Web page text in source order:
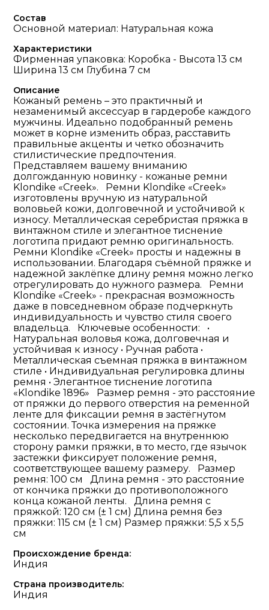
Состав
Основной материал: Натуральная кожа
Характеристики
Фирменная упаковка: Коробка - Высота 13 см
Ширина 13 см Глубина 7 см
Описание
Кожаный ремень – это практичный и
незаменимый аксессуар в гардеробе каждого
мужчины. Идеально подобранный ремень
может в корне изменить образ, расставить
правильные акценты и четко обозначить
стилистические предпочтения.
Представляем вашему вниманию
долгожданную новинку - кожаные ремни
Klondike «Creek». Ремни Klondike «Creek»
изготовлены вручную из натуральной
воловьей кожи, долговечной и устойчивой к
износу. Металлическая серебристая пряжка в
винтажном стиле и элегантное тиснение
логотипа придают ремню оригинальность.
Ремни Klondike «Creek» просты и надежны в
использовании. Благодаря съёмной пряжке и
надежной заклёпке длину ремня можно легко
отрегулировать до нужного размера. Ремни
Klondike «Creek» - прекрасная возможность
даже в повседневном образе подчеркнуть
индивидуальность и чувство стиля своего
владельца. Ключевые особенности: •
Натуральная воловья кожа, долговечная и
устойчивая к износу • Ручная работа •
Металлическая съемная пряжка в винтажном
стиле • Индивидуальная регулировка длины
ремня • Элегантное тиснение логотипа
«Klondike 1896» Размер ремня - это расстояние
от пряжки до первого отверстия на ременной
ленте для фиксации ремня в застёгнутом
состоянии. Точка измерения на пряжке
несколько передвигается на внутреннюю
сторону рамки пряжки, в то место, где язычок
застежки фиксирует положение ремня,
соответствующее вашему размеру. Размер
ремня: 100 см Длина ремня - это расстояние
от кончика пряжки до противоположного
конца кожаной ленты. Длина ремня с
пряжкой: 120 см (± 1 см) Длина ремня без
пряжки: 115 см (± 1 см) Размер пряжки: 5,5 х 5,5
см
Происхождение бренда:
Индия
Страна производитель:
Индия